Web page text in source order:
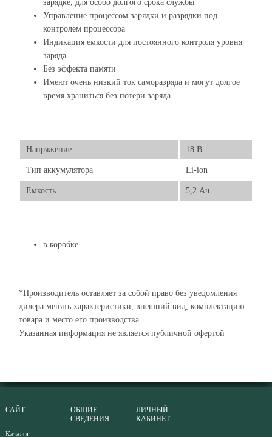
зарядке, для особо долгого срока службы
Управление процессом зарядки и разрядки под
контролем процессора
Индикация емкости для постоянного контроля уровня
заряда
Без эффекта памяти
Имеют очень низкий ток саморазряда и могут долгое
время храниться без потери заряда
Напряжение 18 В
Тип аккумулятора Li-ion
Емкость 5,2 Ач
в коробке
*Производитель оставляет за собой право без уведомления
дилера менять характеристики, внешний вид, комплектацию
товара и место его производства.
Указанная информация не является публичной офертой
САЙТ
Каталог
ОБЩИЕ
СВЕДЕНИЯ
ЛИЧНЫЙ
КАБИНЕТ